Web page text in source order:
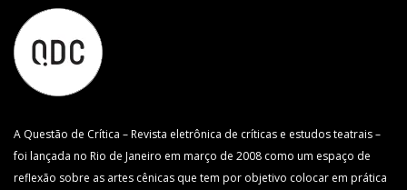
A Questão de Crítica – Revista eletrônica de críticas e estudos teatrais –
foi lançada no Rio de Janeiro em março de 2008 como um espaço de
reflexão sobre as artes cênicas que tem por objetivo colocar em prática